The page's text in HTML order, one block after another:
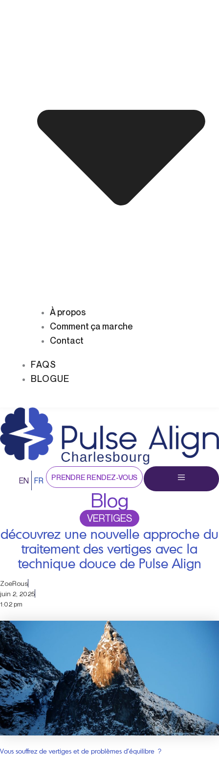
À propos
Comment ça marche
Contact
FAQS
BLOGUE
EN FR PRENDRE RENDEZ-VOUS
Blog
VERTIGES
découvrez une nouvelle approche du
traitement des vertiges avec la
technique douce de Pulse Align
ZoeRous
juin 2, 2025
1:02 pm
Vous souffrez de vertiges et de problèmes d’équilibre ?